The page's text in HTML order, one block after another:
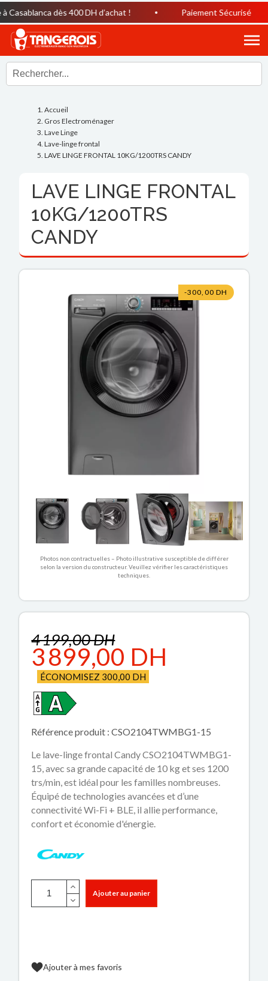
dès 400 DH d’achat ! Paiement Sécurisé
Accueil
Gros Electroménager
Lave Linge
Lave-linge frontal
LAVE LINGE FRONTAL 10KG/1200TRS CANDY
LAVE LINGE FRONTAL
10KG/1200TRS
CANDY
-300,00 DH
Photos non contractuelles – Photo illustrative susceptible de différer
selon la version du constructeur. Veuillez vérifier les caractéristiques
techniques.
4 199,00 DH
3 899,00 DH
ÉCONOMISEZ 300,00 DH
Référence produit : CSO2104TWMBG1-15
Le lave-linge frontal Candy CSO2104TWMBG1-
15, avec sa grande capacité de 10 kg et ses 1200
trs/min, est idéal pour les familles nombreuses.
Équipé de technologies avancées et d’une
connectivité Wi-Fi + BLE, il allie performance,
confort et économie d'énergie.
Ajouter au panier
Ajouter à mes favoris